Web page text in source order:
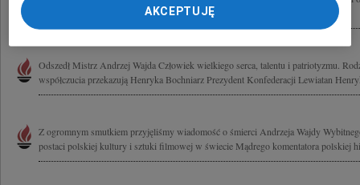
szczerego współczucia Henryka Bochniarz
Odszedł Mistrz Andrzej Wajda Człowiek wielkiego serca, talentu i patriotyzmu.
współczucia przekazują Henryka Bochniarz Prezydent Konfederacji Lewiatan
Z ogromnym smutkiem przyjęliśmy wiadomość o śmierci Andrzeja Wajdy
postaci polskiej kultury i sztuki filmowej w świecie Mądrego komentatora polskiej
AKCEPTUJĘ